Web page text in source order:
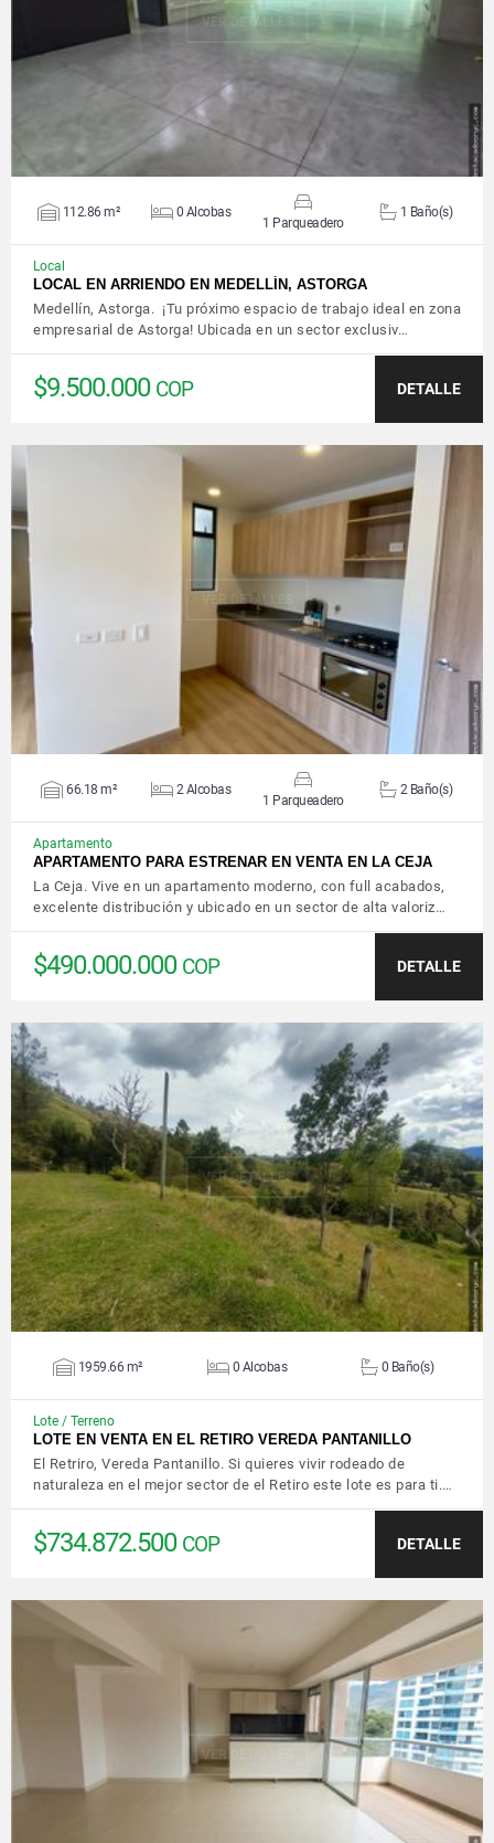
VER DETALLES
112.86 m² 0 Alcobas
1 Parqueadero
1 Baño(s)
Local
LOCAL EN ARRIENDO EN MEDELLÍN, ASTORGA
Medellín, Astorga. ¡Tu próximo espacio de trabajo ideal en zona
empresarial de Astorga! Ubicada en un sector exclusiv…
$9.500.000 COP DETALLE
VER DETALLES
66.18 m² 2 Alcobas
1 Parqueadero
2 Baño(s)
Apartamento
APARTAMENTO PARA ESTRENAR EN VENTA EN LA CEJA
La Ceja. Vive en un apartamento moderno, con full acabados,
excelente distribución y ubicado en un sector de alta valoriz…
$490.000.000 COP DETALLE
VER DETALLES
1959.66 m² 0 Alcobas 0 Baño(s)
Lote / Terreno
LOTE EN VENTA EN EL RETIRO VEREDA PANTANILLO
El Retriro, Vereda Pantanillo. Si quieres vivir rodeado de
naturaleza en el mejor sector de el Retiro este lote es para ti.…
$734.872.500 COP DETALLE
VER DETALLES